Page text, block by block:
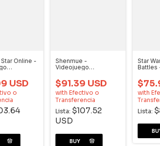
Online -
USD
o
Shenmue -
Videojuego
$91.39 USD
with Efectivo o
Transferencia
Lista: $107.52
USD
Star
Battles
with
Lista: